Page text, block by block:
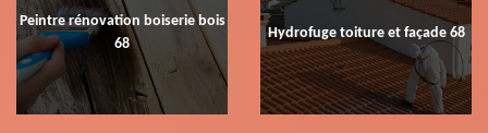
Peintre rénovation boiserie bois
68
Hydrofuge toiture et façade 68